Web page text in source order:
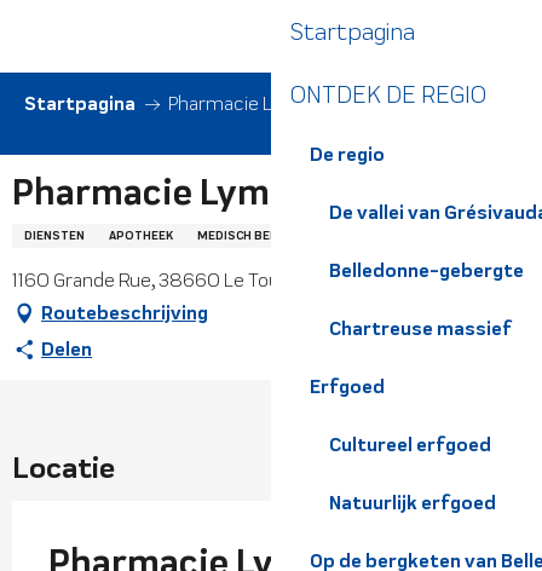
contenu
principal
Startpagina
ONTDEK DE REGIO
De regio
De vallei van
Belledonne-gebergte
Chartreuse massief
Erfgoed
Cultureel erfgoed
Natuurlijk erfgoed
Op de bergketen van
Startpagina Pharmacie Lymer Rosemonde
Pharmacie Lymer Rosemonde
DIENSTEN APOTHEEK MEDISCH BEROEP
1160 Grande Rue, 38660 Le Touvet
Routebeschrijving
Delen
Locatie
Pharmacie Lymer